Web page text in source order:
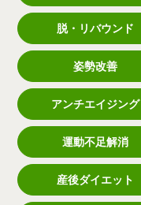
脱・リバウンド
姿勢改善
アンチエイジング
運動不足解消
産後ダイエット